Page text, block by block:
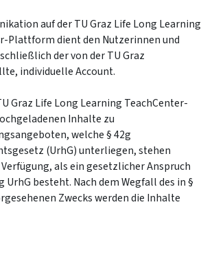
auf der TU Graz Life Long Learning
Plattform dient den Nutzerinnen und
der von der TU Graz
individuelle Account.
Graz Life Long Learning TeachCenter-
Inhalte zu
welche § 42g
(UrhG) unterliegen, stehen
als ein gesetzlicher Anspruch
UrhG besteht. Nach dem Wegfall des in §
Zwecks werden die Inhalte